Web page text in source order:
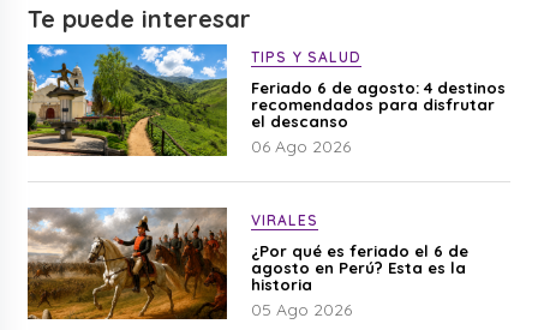
Te puede interesar
TIPS Y SALUD
Feriado 6 de agosto: 4 destinos
recomendados para disfrutar
el descanso
06 Ago 2026
VIRALES
¿Por qué es feriado el 6 de
agosto en Perú? Esta es la
historia
05 Ago 2026